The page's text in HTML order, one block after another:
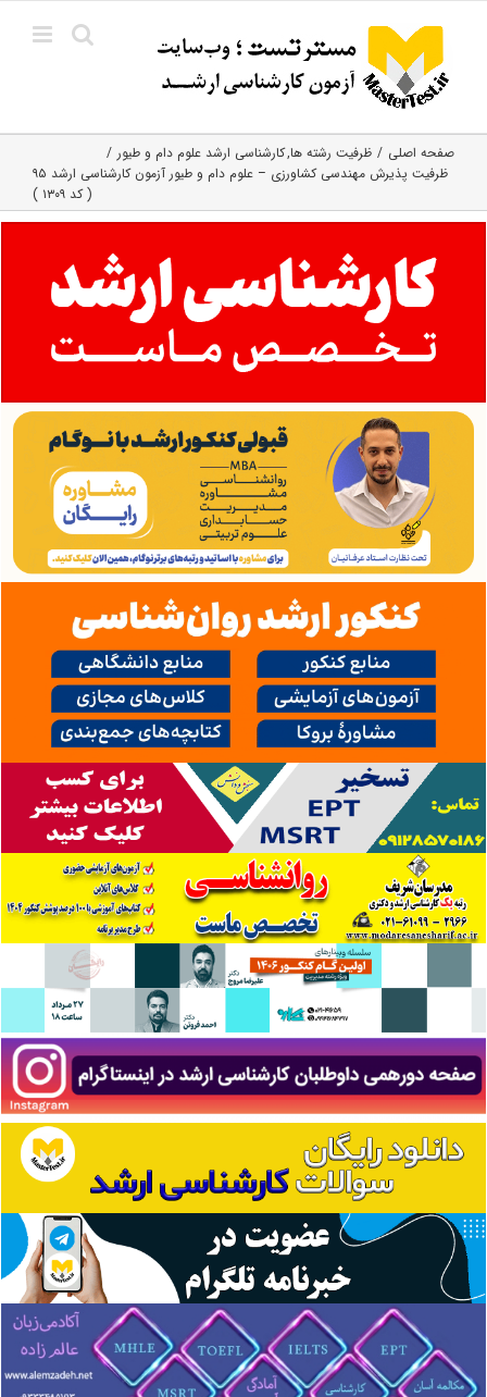
content
صفحه اصلی ظرفیت رشته ها کارشناسی ارشد علوم دام و طیور
ظرفیت پذیرش مهندسی کشاورزی – علوم دام و طیور آزمون کارشناسی ارشد ۹۵
( کد ۱۳۰۹ )